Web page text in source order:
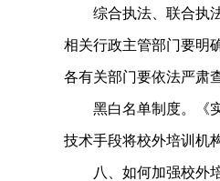
综合执法、联合执法
相关行政主管部门要明
各有关部门要依法严肃
黑白名单制度。《实
技术手段将校外培训机
八、如何加强校外培